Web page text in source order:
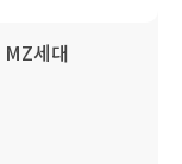
세대